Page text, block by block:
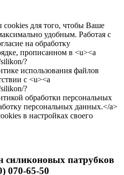
cookies для того, чтобы Ваше
удобным. Работая с
на обработку
прописанном в <u><a
?
использования файлов
с <u><a
?
обработки персональных
персональных данных.</a>
в настройках своего
силиконовых патрубков
070-65-50